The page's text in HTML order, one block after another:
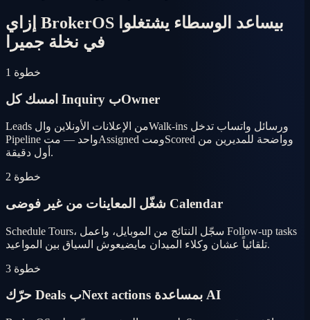
إزاي BrokerOS بيساعد الوسطاء يشتغلوا
في نخلة جميرا
خطوة 1
امسك كل Inquiry بOwner
Leads من الإعلانات الأونلاين والWalk-ins ورسائل واتساب تدخل
Pipeline واحد — متAssigned ومتScored وواضحة للمديرين من
أول دقيقة.
خطوة 2
شغّل المعاينات من غير فوضى Calendar
Schedule Tours، سجّل النتائج من الموبايل، واعمل Follow-up tasks
تلقائياً عشان وكلاء الميدان مايضيعوش السياق بين المواعيد.
خطوة 3
حرّك Deals بNext actions بمساعدة AI